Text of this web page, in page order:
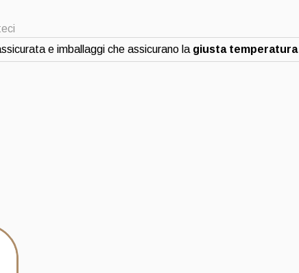
e imballaggi che assicurano la giusta temperatura